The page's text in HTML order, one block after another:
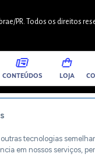
PR. Todos os direitos
CONTEÚDOS LOJA
tecnologias
em nossos serviços,